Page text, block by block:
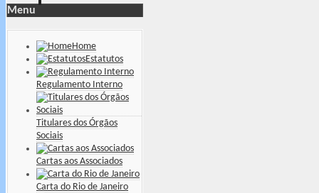
Menu
Home
Estatutos
Regulamento Interno
Titulares dos Órgãos
Sociais
Cartas aos Associados
Carta do Rio de Janeiro